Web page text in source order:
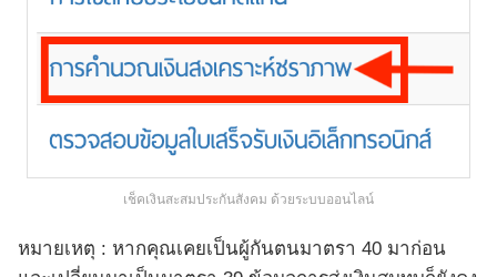
เช็คเงินสะสมประกันสังคม ด้วยระบบออนไลน์
หมายเหตุ : หากคุณเคยเป็นผู้กันตนมาตรา 40 มาก่อน